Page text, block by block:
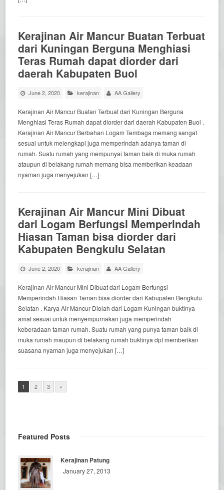
Kerajinan Air Mancur Buatan Terbuat
dari Kuningan Berguna Menghiasi
Teras Rumah dapat diorder dari
daerah Kabupaten Buol
June 2, 2020 kerajinan AA Gallery
Kerajinan Air Mancur Buatan Terbuat dari Kuningan Berguna
Menghiasi Teras Rumah dapat diorder dari daerah Kabupaten Buol .
Kerajinan Air Mancur Berbahan Logam Tembaga memang sangat
sesuai untuk melengkapi juga memperindah adanya taman di
rumah. Suatu rumah yang mempunyai taman baik di muka rumah
ataupun di belakang rumah memang bisa memberikan keadaan
nyaman juga menyejukan […]
Kerajinan Air Mancur Mini Dibuat
dari Logam Berfungsi Memperindah
Hiasan Taman bisa diorder dari
Kabupaten Bengkulu Selatan
June 2, 2020 kerajinan AA Gallery
Kerajinan Air Mancur Mini Dibuat dari Logam Berfungsi
Memperindah Hiasan Taman bisa diorder dari Kabupaten Bengkulu
Selatan . Karya Air Mancur Diolah dari Logam Kuningan buktinya
amat sesuai untuk menyempurnakan juga memperindah
keberadaan taman rumah. Suatu rumah yang punya taman baik di
muka rumah maupun di belakang rumah buktinya dpt memberikan
suasana nyaman juga menyejukan […]
1 2 3 »
Featured Posts
Kerajinan Patung
January 27, 2013